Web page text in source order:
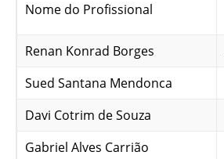
Nome do Profissional
Renan Konrad Borges
Sued Santana Mendonca
Davi Cotrim de Souza
Gabriel Alves Carrião